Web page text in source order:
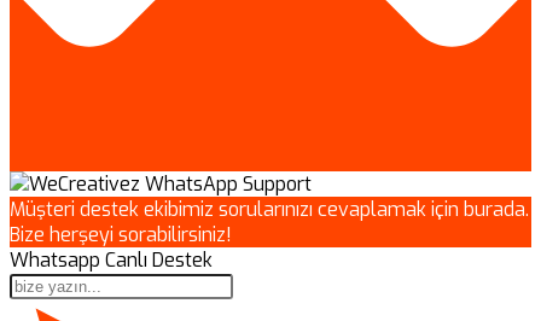
Müşteri destek ekibimiz sorularınızı cevaplamak için burada.
Bize herşeyi sorabilirsiniz!
Whatsapp Canlı Destek